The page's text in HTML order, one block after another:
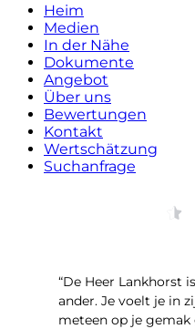
Heim
Medien
In der Nähe
Dokumente
Angebot
Über uns
Bewertungen
Kontakt
Wertschätzung
Suchanfrage
“De Heer Lankhorst
ander. Je voelt je in
meteen op je